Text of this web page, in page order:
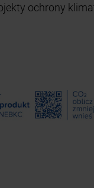
ochrony